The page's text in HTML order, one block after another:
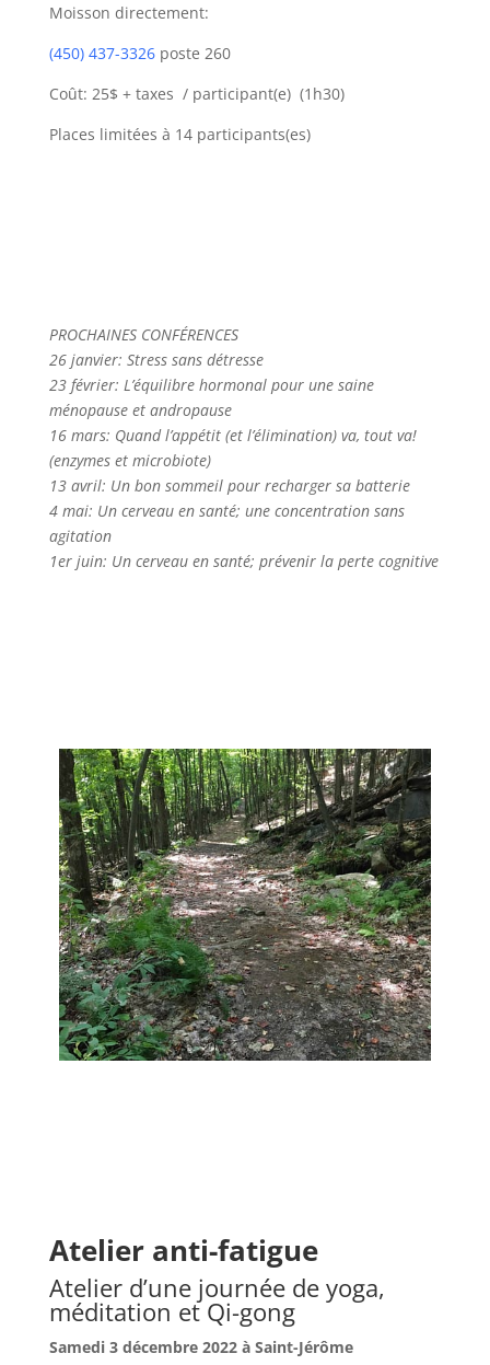
Moisson directement:
(450) 437-3326 poste 260
Coût: 25$ + taxes / participant(e) (1h30)
Places limitées à 14 participants(es)
PROCHAINES CONFÉRENCES
26 janvier: Stress sans détresse
23 février: L’équilibre hormonal pour une saine
ménopause et andropause
16 mars: Quand l’appétit (et l’élimination) va, tout va!
(enzymes et microbiote)
13 avril: Un bon sommeil pour recharger sa batterie
4 mai: Un cerveau en santé; une concentration sans
agitation
1er juin: Un cerveau en santé; prévenir la perte cognitive
Atelier anti-fatigue
Atelier d’une journée de yoga,
méditation et Qi-gong
Samedi 3 décembre 2022 à Saint-Jérôme